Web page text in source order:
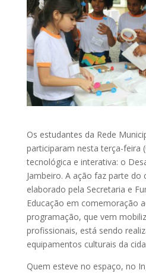
Os estudantes da Rede
participaram nesta terça-feira
tecnológica e interativa: o
Jambeiro. A ação faz parte do
elaborado pela Secretaria e
Educação em comemoração
programação, que vem
profissionais, está sendo
equipamentos culturais da
Quem esteve no espaço, no